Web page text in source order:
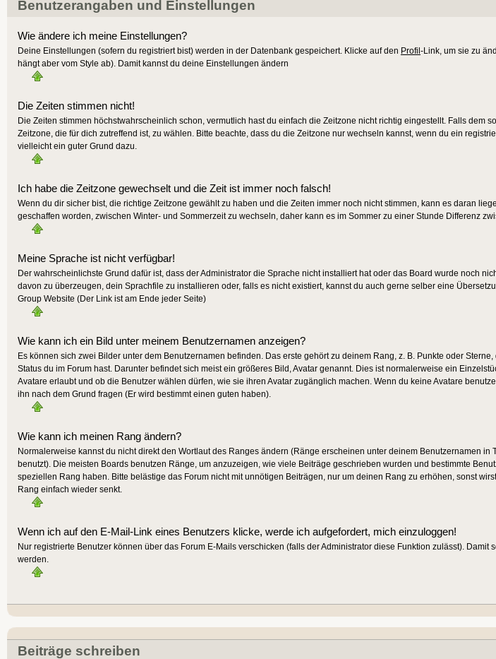
Benutzerangaben und Einstellungen
Wie ändere ich meine Einstellungen?
Deine Einstellungen (sofern du registriert bist) werden in der Datenbank gespeichert. Klicke auf den Profil-Link, um sie zu
hängt aber vom Style ab). Damit kannst du deine Einstellungen ändern
Die Zeiten stimmen nicht!
Die Zeiten stimmen höchstwahrscheinlich schon, vermutlich hast du einfach die Zeitzone nicht richtig eingestellt. Falls dem
Zeitzone, die für dich zutreffend ist, zu wählen. Bitte beachte, dass du die Zeitzone nur wechseln kannst, wenn du ein
vielleicht ein guter Grund dazu.
Ich habe die Zeitzone gewechselt und die Zeit ist immer noch falsch!
Wenn du dir sicher bist, die richtige Zeitzone gewählt zu haben und die Zeiten immer noch nicht stimmen, kann es daran
geschaffen worden, zwischen Winter- und Sommerzeit zu wechseln, daher kann es im Sommer zu einer Stunde Differenz
Meine Sprache ist nicht verfügbar!
Der wahrscheinlichste Grund dafür ist, dass der Administrator die Sprache nicht installiert hat oder das Board wurde noch
davon zu überzeugen, dein Sprachfile zu installieren oder, falls es nicht existiert, kannst du auch gerne selber eine
Group Website (Der Link ist am Ende jeder Seite)
Wie kann ich ein Bild unter meinem Benutzernamen anzeigen?
Es können sich zwei Bilder unter dem Benutzernamen befinden. Das erste gehört zu deinem Rang, z. B. Punkte oder
Status du im Forum hast. Darunter befindet sich meist ein größeres Bild, Avatar genannt. Dies ist normalerweise ein
Avatare erlaubt und ob die Benutzer wählen dürfen, wie sie ihren Avatar zugänglich machen. Wenn du keine Avatare
ihn nach dem Grund fragen (Er wird bestimmt einen guten haben).
Wie kann ich meinen Rang ändern?
Normalerweise kannst du nicht direkt den Wortlaut des Ranges ändern (Ränge erscheinen unter deinem Benutzernamen
benutzt). Die meisten Boards benutzen Ränge, um anzuzeigen, wie viele Beiträge geschrieben wurden und bestimmte
speziellen Rang haben. Bitte belästige das Forum nicht mit unnötigen Beiträgen, nur um deinen Rang zu erhöhen, sonst
Rang einfach wieder senkt.
Wenn ich auf den E-Mail-Link eines Benutzers klicke, werde ich aufgefordert, mich einzuloggen!
Nur registrierte Benutzer können über das Forum E-Mails verschicken (falls der Administrator diese Funktion zulässt).
werden.
Beiträge schreiben